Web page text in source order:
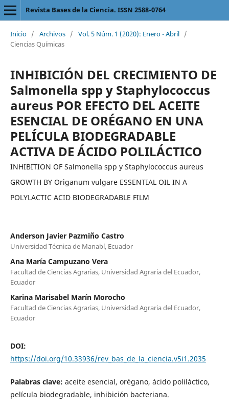
Revista Bases de la Ciencia. ISSN 2588-0764
Inicio / Archivos / Vol. 5 Núm. 1 (2020): Enero - Abril /
Ciencias Químicas
INHIBICIÓN DEL CRECIMIENTO DE
Salmonella spp y Staphylococcus
aureus POR EFECTO DEL ACEITE
ESENCIAL DE ORÉGANO EN UNA
PELÍCULA BIODEGRADABLE
ACTIVA DE ÁCIDO POLILÁCTICO
INHIBITION OF Salmonella spp y Staphylococcus aureus
GROWTH BY Origanum vulgare ESSENTIAL OIL IN A
POLYLACTIC ACID BIODEGRADABLE FILM
Anderson Javier Pazmiño Castro
Universidad Técnica de Manabí, Ecuador
Ana María Campuzano Vera
Facultad de Ciencias Agrarias, Universidad Agraria del Ecuador,
Ecuador
Karina Marisabel Marín Morocho
Facultad de Ciencias Agrarias, Universidad Agraria del Ecuador,
Ecuador
DOI:
https://doi.org/10.33936/rev_bas_de_la_ciencia.v5i1.2035
Palabras clave: aceite esencial, orégano, ácido poliláctico,
película biodegradable, inhibición bacteriana.